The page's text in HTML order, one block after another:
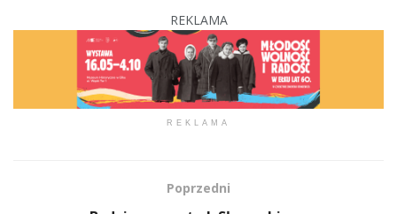
REKLAMA
REKLAMA
Poprzedni